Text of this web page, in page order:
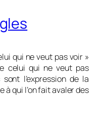
qui ne veut pas voir »
celui qui ne veut pas
l’expression de la
à qui l’on fait avaler des